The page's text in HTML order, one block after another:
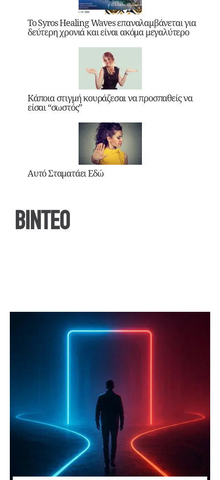
Το Syros Healing Waves επαναλαμβάνεται για
δεύτερη χρονιά και είναι ακόμα μεγαλύτερο
Κάποια στιγμή κουράζεσαι να προσπαθείς να
είσαι “σωστός”
Αυτό Σταματάει Εδώ
ΒΙΝΤΕΟ